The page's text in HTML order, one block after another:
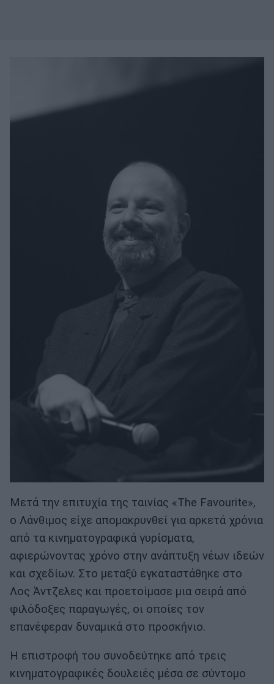
Μετά την επιτυχία της ταινίας «The Favourite»,
ο Λάνθιμος είχε απομακρυνθεί για αρκετά χρόνια
από τα κινηματογραφικά γυρίσματα,
αφιερώνοντας χρόνο στην ανάπτυξη νέων ιδεών
και σχεδίων. Στο μεταξύ εγκαταστάθηκε στο
Λος Άντζελες και προετοίμασε μια σειρά από
φιλόδοξες παραγωγές, οι οποίες τον
επανέφεραν δυναμικά στο προσκήνιο.
Η επιστροφή του συνοδεύτηκε από τρεις
κινηματογραφικές δουλειές μέσα σε σύντομο